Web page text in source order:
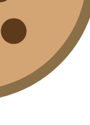
Momentan